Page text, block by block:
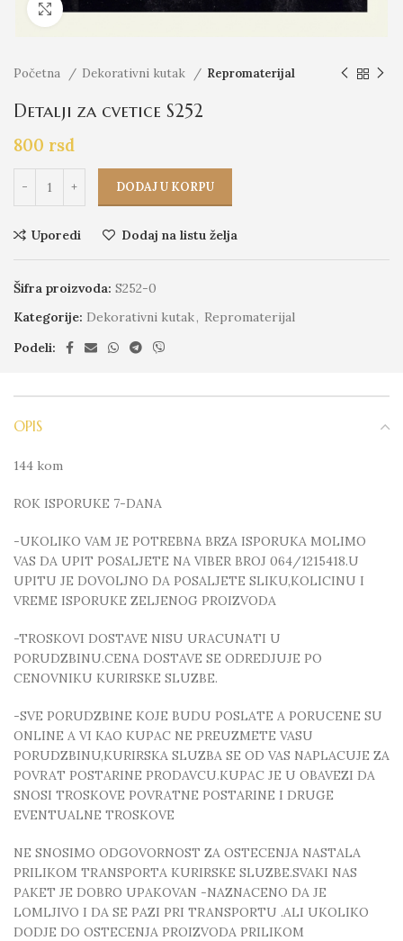
Click to enlarge
Početna Dekorativni kutak Repromaterijal
Detalji za cvetice S252
800 rsd
DODAJ U KORPU
Uporedi Dodaj na listu želja
Šifra proizvoda: S252-0
Kategorije: Dekorativni kutak, Repromaterijal
Podeli:
OPIS
144 kom
ROK ISPORUKE 7-DANA
-UKOLIKO VAM JE POTREBNA BRZA ISPORUKA MOLIMO
VAS DA UPIT POSALJETE NA VIBER BROJ 064/1215418.U
UPITU JE DOVOLJNO DA POSALJETE SLIKU,KOLICINU I
VREME ISPORUKE ZELJENOG PROIZVODA
-TROSKOVI DOSTAVE NISU URACUNATI U
PORUDZBINU.CENA DOSTAVE SE ODREDJUJE PO
CENOVNIKU KURIRSKE SLUZBE.
-SVE PORUDZBINE KOJE BUDU POSLATE A PORUCENE SU
ONLINE A VI KAO KUPAC NE PREUZMETE VASU
PORUDZBINU,KURIRSKA SLUZBA SE OD VAS NAPLACUJE ZA
POVRAT POSTARINE PRODAVCU.KUPAC JE U OBAVEZI DA
SNOSI TROSKOVE POVRATNE POSTARINE I DRUGE
EVENTUALNE TROSKOVE
NE SNOSIMO ODGOVORNOST ZA OSTECENJA NASTALA
PRILIKOM TRANSPORTA KURIRSKE SLUZBE.SVAKI NAS
PAKET JE DOBRO UPAKOVAN -NAZNACENO DA JE
LOMLJIVO I DA SE PAZI PRI TRANSPORTU .ALI UKOLIKO
DODJE DO OSTECENJA PROIZVODA PRILIKOM